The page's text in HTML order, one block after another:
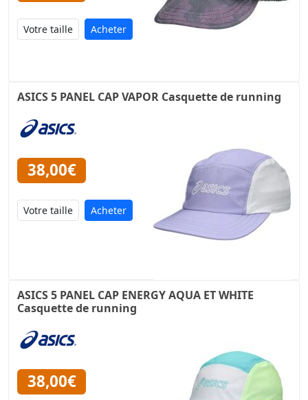
Acheter
ASICS 5 PANEL CAP VAPOR Casquette de running
38,00€
Acheter
ASICS 5 PANEL CAP ENERGY AQUA ET WHITE
Casquette de running
38,00€